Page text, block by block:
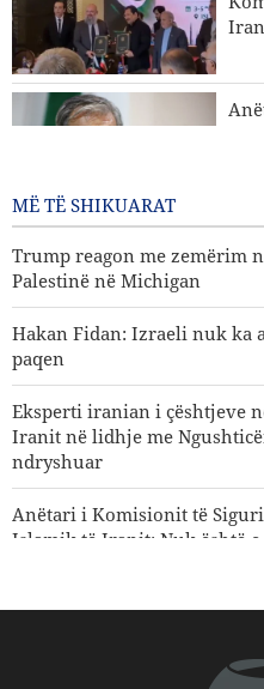
Hakan Fidan: Izraeli nuk ka
paqen
Trump reagon me zemërim
Palestinë në Michigan
MË TË SHIKUARAT
Trump reagon me zemërim
Palestinë në Michigan
Hakan Fidan: Izraeli nuk ka
paqen
Eksperti iranian i çështjeve
Iranit në lidhje me
ndryshuar
Anëtari i Komisionit të
Islamik të Iranit: Nuk është
Gharibabadi: Marrëveshja